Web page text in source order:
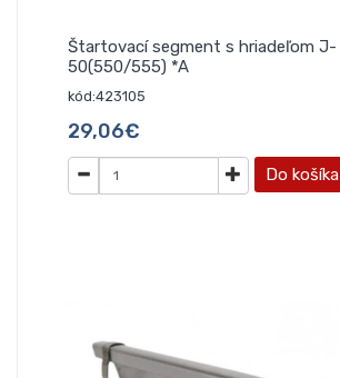
Štartovací segment s hriadeľom J-
50(550/555) *A
kód:423105
29,06€
Do košíka